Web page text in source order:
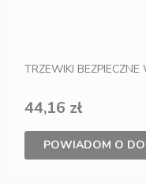
TRZEWIKI
44,16 zł
POWIADOM O